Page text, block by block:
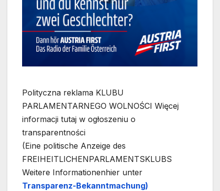
Polityczna reklama KLUBU
PARLAMENTARNEGO WOLNOŚCI Więcej
informacji tutaj w ogłoszeniu o
transparentności
(Eine politische Anzeige des
FREIHEITLICHENPARLAMENTSKLUBS
Weitere Informationenhier unter
Transparenz-Bekanntmachung)